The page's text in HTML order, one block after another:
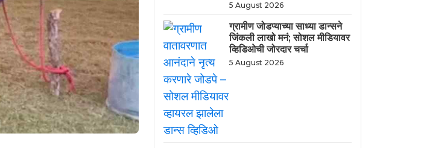
5 August 2026
ग्रामीण जोडप्याच्या साध्या डान्सने
जिंकली लाखो मनं; सोशल मीडियावर
व्हिडिओची जोरदार चर्चा
5 August 2026